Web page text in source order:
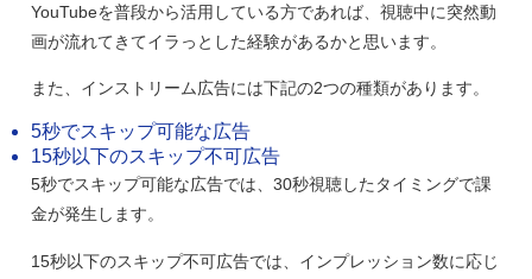
YouTubeを普段から活用している方であれば、視聴中に突然動
画が流れてきてイラっとした経験があるかと思います。
また、インストリーム広告には下記の2つの種類があります。
5秒でスキップ可能な広告
15秒以下のスキップ不可広告
5秒でスキップ可能な広告では、30秒視聴したタイミングで課
金が発生します。
15秒以下のスキップ不可広告では、インプレッション数に応じ